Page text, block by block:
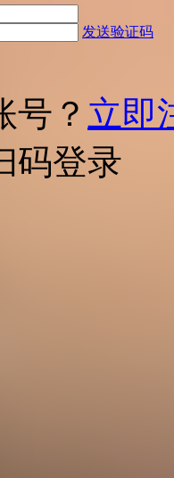
发送验证码
号？ 立即
码登录